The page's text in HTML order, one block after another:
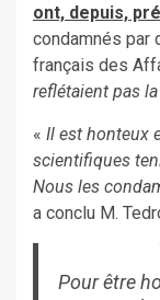
ont, depuis,
condamnés par
français des
reflétaient pas
« Il est honteux
scientifiques
Nous les
a conclu M.
Pour être